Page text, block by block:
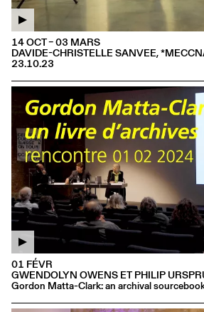
DAVIDE-CHRISTELLE SANVEE,
23.10.23
14 OCT – 03 MARS
GWENDOLYN OWENS ET PHILIP
Gordon Matta-Clark: an archival
01 FÉVR